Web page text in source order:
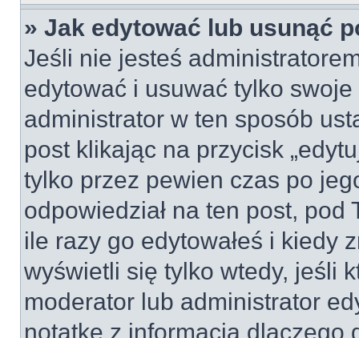
» Jak edytować lub usunąć
Jeśli nie jesteś
edytować i usuwać tylko
administrator w ten sposób
post klikając na przycisk
tylko przez pewien czas po
odpowiedział na ten post,
ile razy go edytowałeś i kiedy
wyświetli się tylko wtedy, jeśli
moderator lub administrator
notatkę z informacją dlaczego